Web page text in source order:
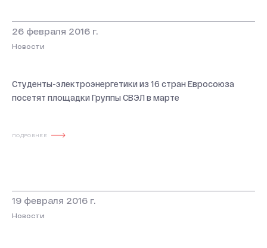
ПОДРОБНЕЕ
26 февраля 2016 г.
Новости
Студенты-электроэнергетики из 16 стран Евросоюза
посетят площадки Группы СВЭЛ в марте
19 февраля 2016 г.
Новости